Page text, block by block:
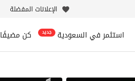
الإعلانات المفضلة
استثمر في السعودية جديد كن مضيفًا